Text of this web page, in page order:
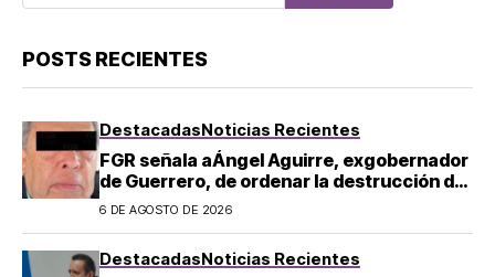
POSTS RECIENTES
DestacadasNoticias Recientes
FGR señala aÁngel Aguirre, exgobernador
de Guerrero, de ordenar la destrucción de
evidencia sobre el caso Ayotzinapa
6 DE AGOSTO DE 2026
DestacadasNoticias Recientes